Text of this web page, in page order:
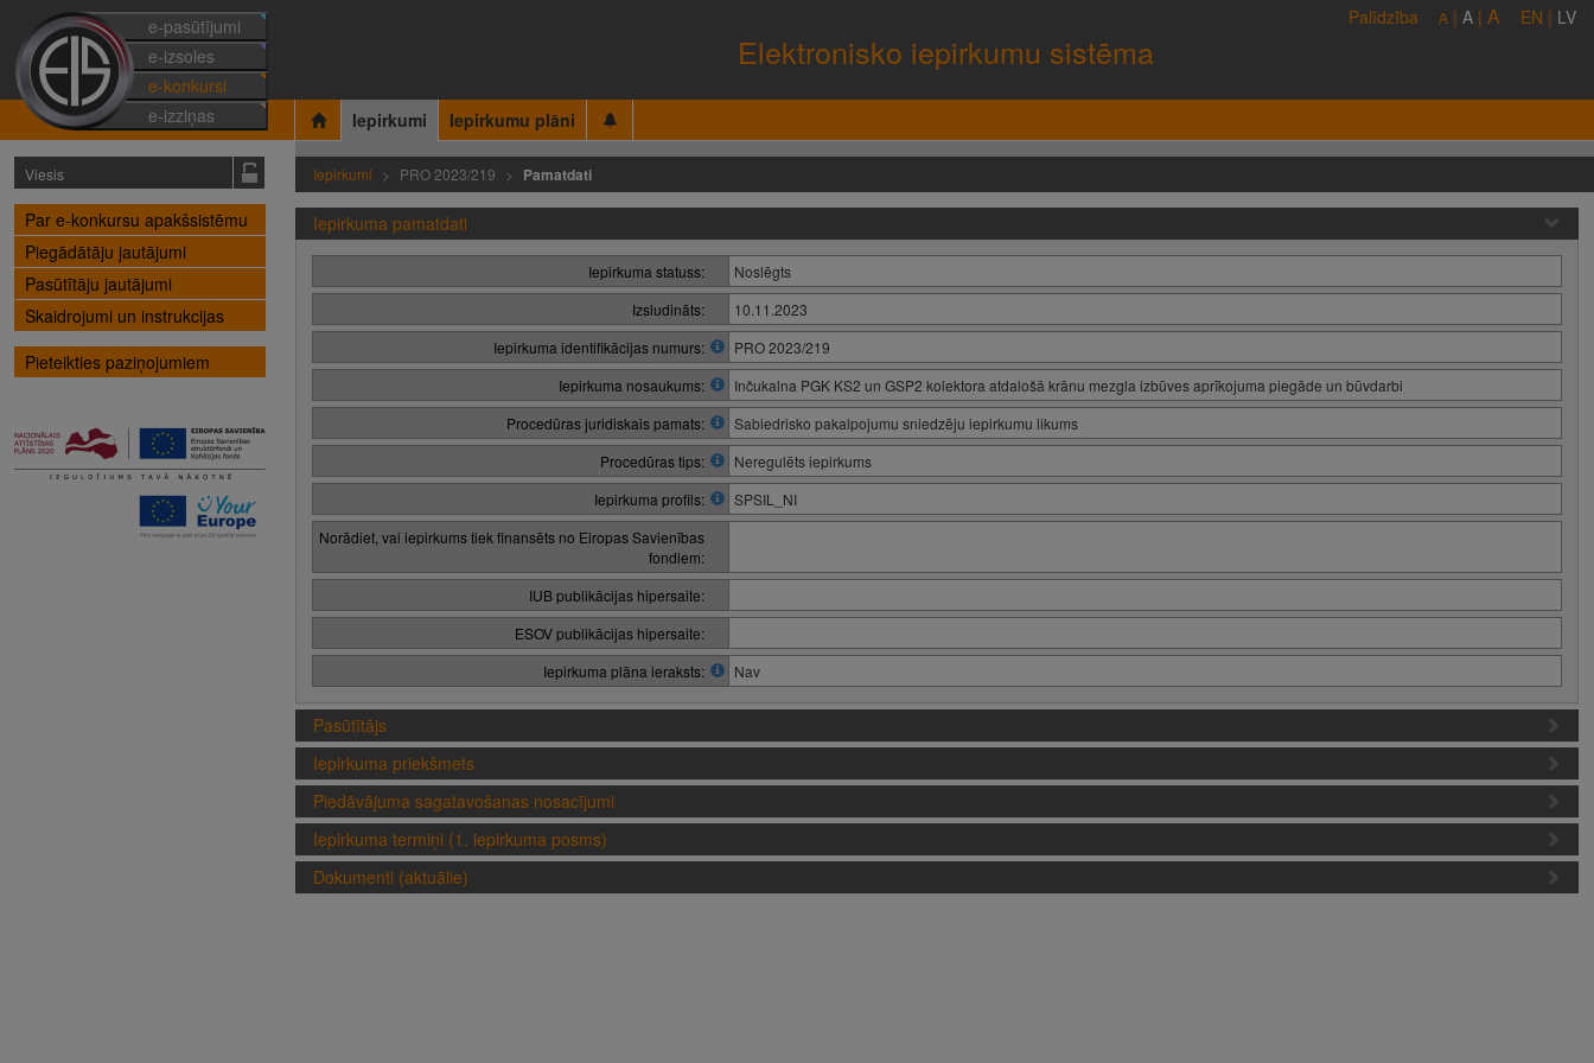
e-pasūtījumi
e-izsoles
e-konkursi
e-izziņas
Elektronisko iepirkumu sistēma
Palīdzība A | A | A EN | LV
Iepirkumi Iepirkumu plāni
Viesis
Par e-konkursu apakšsistēmu
Piegādātāju jautājumi
Pasūtītāju jautājumi
Skaidrojumi un instrukcijas
Pieteikties paziņojumiem
Iepirkumi PRO 2023/219 Pamatdati
Iepirkuma pamatdati
Iepirkuma statuss:
Noslēgts
Izsludināts:
10.11.2023
Iepirkuma identifikācijas numurs:
PRO 2023/219
Iepirkuma nosaukums:
Inčukalna PGK KS2 un GSP2 kolektora atdalošā krānu mezgla izbūves aprīkojuma piegāde un būvdarbi
Procedūras juridiskais pamats:
Sabiedrisko pakalpojumu sniedzēju iepirkumu likums
Procedūras tips:
Neregulēts iepirkums
Iepirkuma profils:
SPSIL_NI
Norādiet, vai iepirkums tiek finansēts no Eiropas Savienības
fondiem:
IUB publikācijas hipersaite:
ESOV publikācijas hipersaite:
Iepirkuma plāna ieraksts:
Nav
Pasūtītājs
Iepirkuma priekšmets
Piedāvājuma sagatavošanas nosacījumi
Iepirkuma termiņi (1. iepirkuma posms)
Dokumenti (aktuālie)